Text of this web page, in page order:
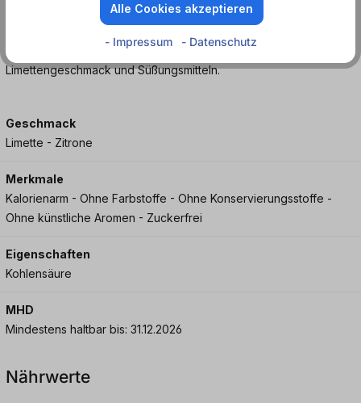
bereit für jede Gelegenheit. Prost auf spritzige Erfrischung!
Kalorienarmes Erfrischungsgetränk mit Zitronen-
Limettengeschmack und Süßungsmitteln.
Geschmack
Limette - Zitrone
Merkmale
Kalorienarm - Ohne Farbstoffe - Ohne Konservierungsstoffe -
Ohne künstliche Aromen - Zuckerfrei
Eigenschaften
Kohlensäure
MHD
Mindestens haltbar bis: 31.12.2026
Nährwerte
Alle Cookies akzeptieren
- Impressum - Datenschutz